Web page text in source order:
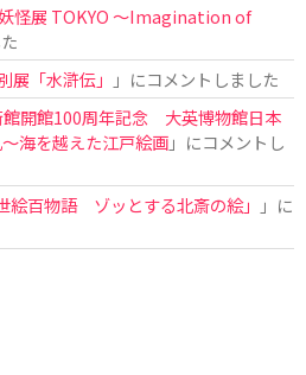
怪展 TOKYO 〜Imagination of
展「水滸伝」
」にコメントしました
館開館100周年記念 大英博物館日本
海を越えた江戸絵画」にコメントし
絵百物語 ゾッとする北斎の絵」
」に